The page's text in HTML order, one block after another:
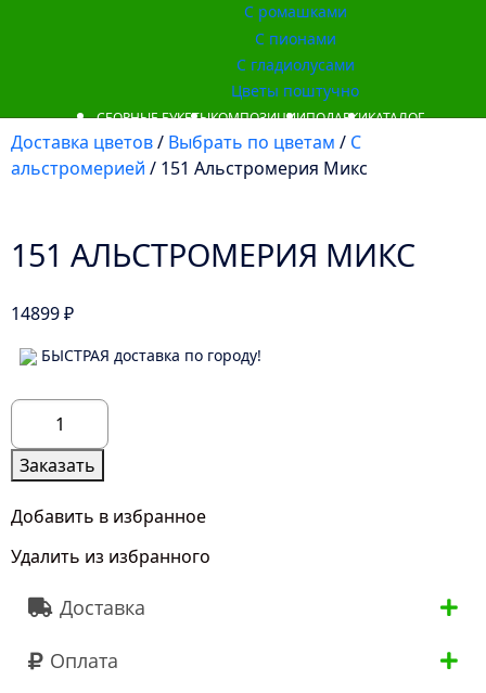
С ромашками
С пионами
С гладиолусами
Цветы поштучно
СБОРНЫЕ БУКЕТЫКОМПОЗИЦИИПОДАРКИКАТАЛОГ
Доставка цветов/ Выбрать по цветам / С
альстромерией / 151 Альстромерия Микс
151 АЛЬСТРОМЕРИЯ МИКС
14899₽
БЫСТРАЯ доставка по городу!
Количество
товара
151
Альстромерия
Микс
Заказать
Добавить в избранное
Удалить из избранного
Доставка
Оплата